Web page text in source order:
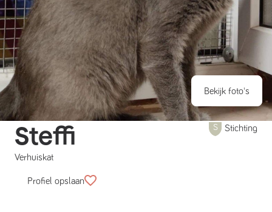
Bekijk foto's
Steffi
Verhuiskat
Stichting
Profiel opslaan